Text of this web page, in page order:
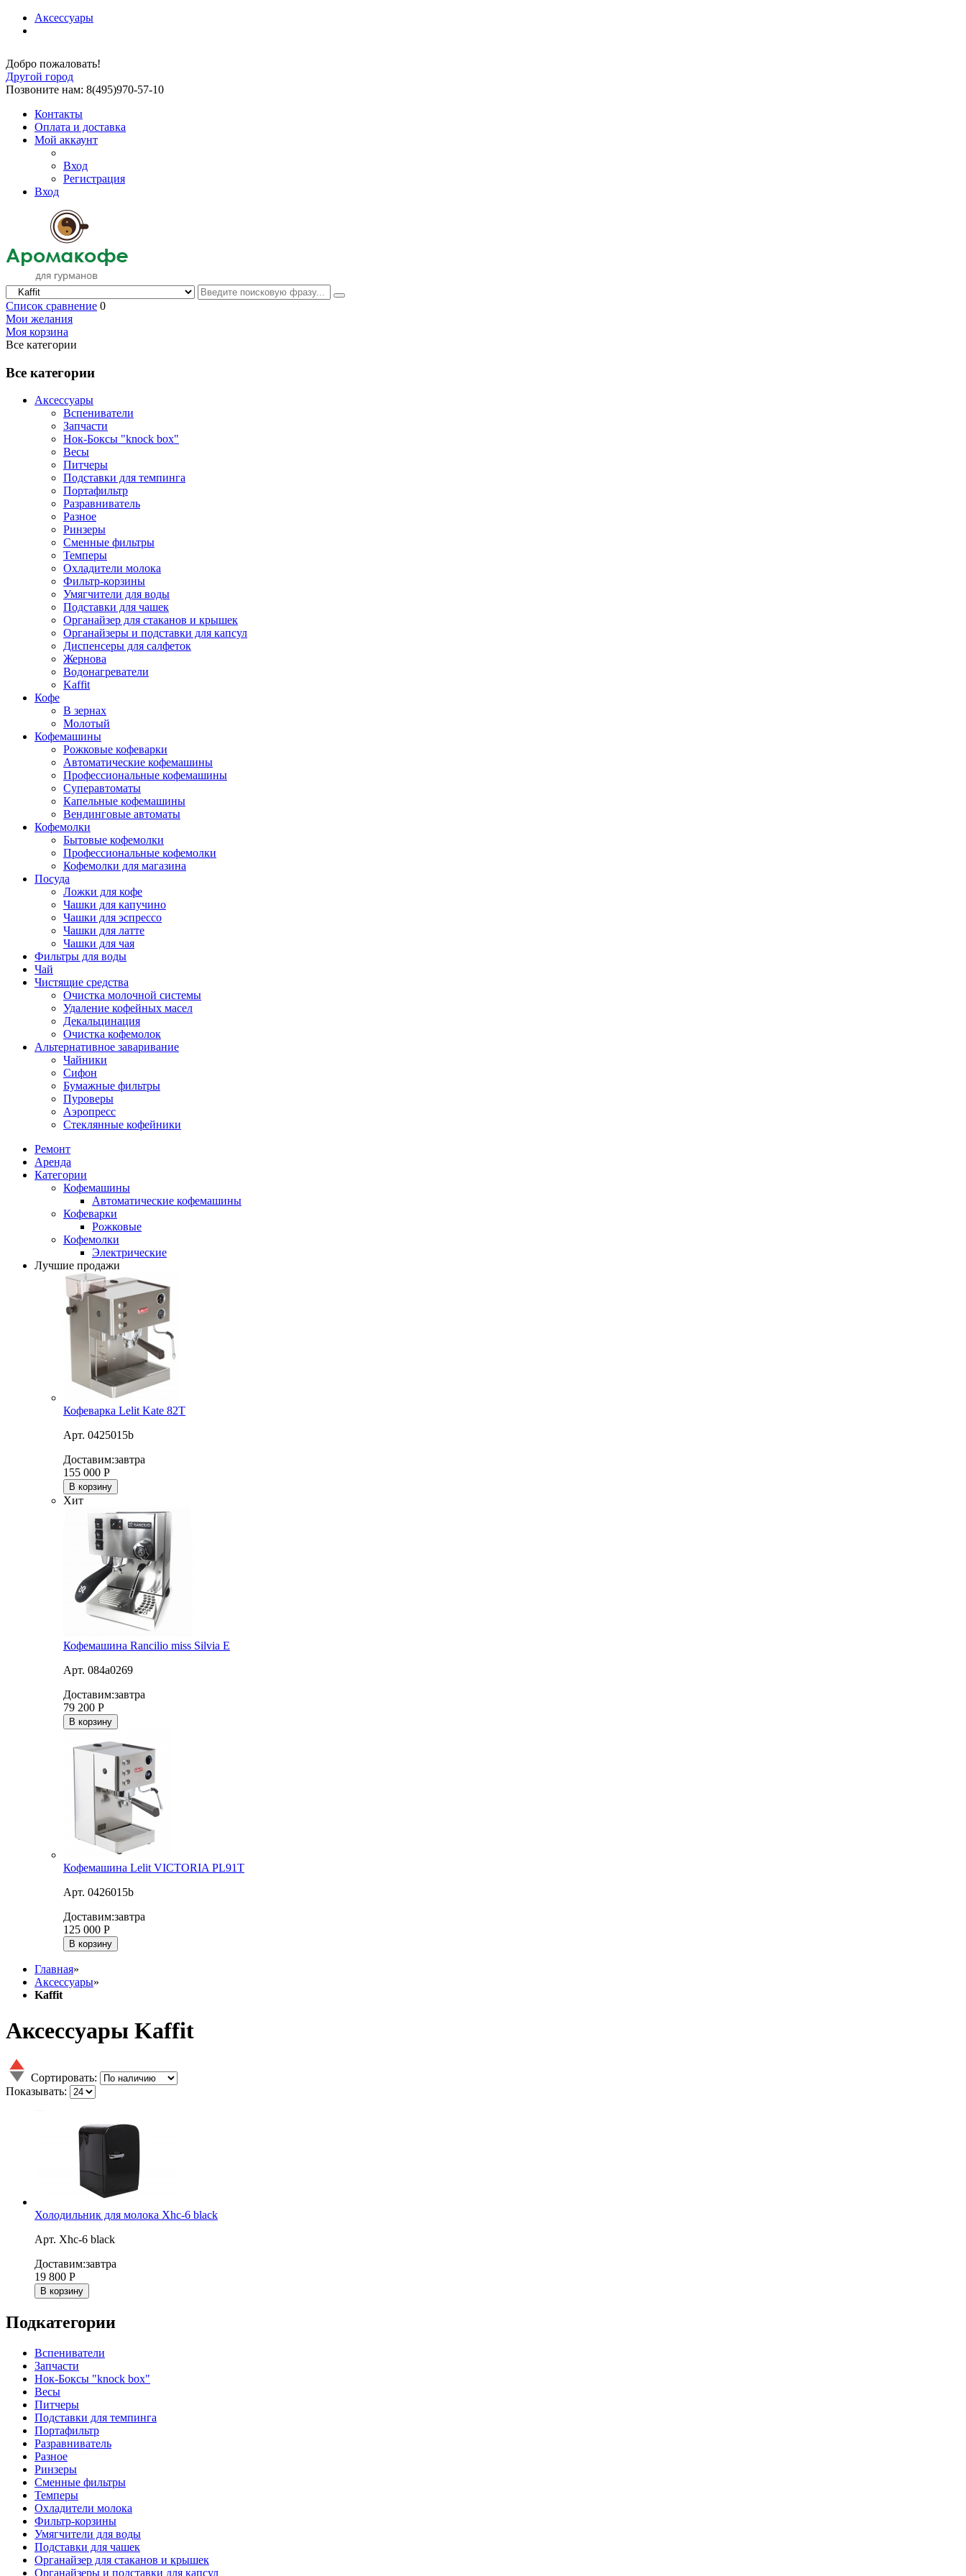
Аксессуары
Добро пожаловать!
Другой город
Позвоните нам: 8(495)970-57-10
Контакты
Оплата и доставка
Мой аккаунт
Вход
Регистрация
Вход
Список сравнение 0
Мои желания
Моя корзина
Все категории
Все категории
Аксессуары
Вспениватели
Запчасти
Нок-Боксы "knock box"
Весы
Питчеры
Подставки для темпинга
Портафильтр
Разравниватель
Разное
Ринзеры
Сменные фильтры
Темперы
Охладители молока
Фильтр-корзины
Умягчители для воды
Подставки для чашек
Органайзер для стаканов и крышек
Органайзеры и подставки для капсул
Диспенсеры для салфеток
Жернова
Водонагреватели
Kaffit
Кофе
В зернах
Молотый
Кофемашины
Рожковые кофеварки
Автоматические кофемашины
Профессиональные кофемашины
Суперавтоматы
Капельные кофемашины
Вендинговые автоматы
Кофемолки
Бытовые кофемолки
Профессиональные кофемолки
Кофемолки для магазина
Посуда
Ложки для кофе
Чашки для капучино
Чашки для эспрессо
Чашки для латте
Чашки для чая
Фильтры для воды
Чай
Чистящие средства
Очистка молочной системы
Удаление кофейных масел
Декальцинация
Очистка кофемолок
Альтернативное заваривание
Чайники
Сифон
Бумажные фильтры
Пуроверы
Аэропресс
Стеклянные кофейники
Ремонт
Аренда
Категории
Кофемашины
Автоматические кофемашины
Кофеварки
Рожковые
Кофемолки
Электрические
Лучшие продажи
Кофеварка Lelit Kate 82T
Арт. 0425015b
Доставим:завтра
155 000 Р
В корзину
Хит
Кофемашина Rancilio miss Silvia E
Арт. 084a0269
Доставим:завтра
79 200 Р
В корзину
Кофемашина Lelit VICTORIA PL91T
Арт. 0426015b
Доставим:завтра
125 000 Р
В корзину
Главная»
Аксессуары»
Kaffit
Аксессуары Kaffit
Сортировать:
Показывать:
Холодильник для молока Xhc-6 black
Арт. Xhc-6 black
Доставим:завтра
19 800 Р
В корзину
Подкатегории
Вспениватели
Запчасти
Нок-Боксы "knock box"
Весы
Питчеры
Подставки для темпинга
Портафильтр
Разравниватель
Разное
Ринзеры
Сменные фильтры
Темперы
Охладители молока
Фильтр-корзины
Умягчители для воды
Подставки для чашек
Органайзер для стаканов и крышек
Органайзеры и подставки для капсул